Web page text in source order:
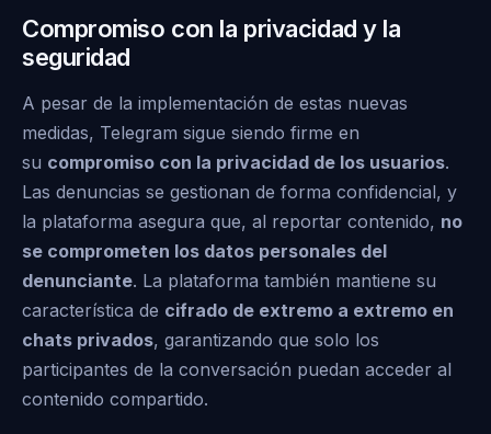
Compromiso con la privacidad y la
seguridad
A pesar de la implementación de estas nuevas
medidas, Telegram sigue siendo firme en
su compromiso con la privacidad de los usuarios.
Las denuncias se gestionan de forma confidencial, y
la plataforma asegura que, al reportar contenido, no
se comprometen los datos personales del
denunciante. La plataforma también mantiene su
característica de cifrado de extremo a extremo en
chats privados, garantizando que solo los
participantes de la conversación puedan acceder al
contenido compartido.